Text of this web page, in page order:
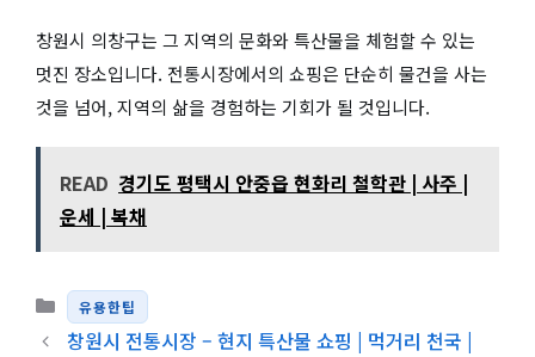
창원시 의창구는 그 지역의 문화와 특산물을 체험할 수 있는
멋진 장소입니다. 전통시장에서의 쇼핑은 단순히 물건을 사는
것을 넘어, 지역의 삶을 경험하는 기회가 될 것입니다.
READ 경기도 평택시 안중읍 현화리 철학관 | 사주 |
운세 | 복채
카테고리
유용한팁
창원시 전통시장 – 현지 특산물 쇼핑 | 먹거리 천국 |